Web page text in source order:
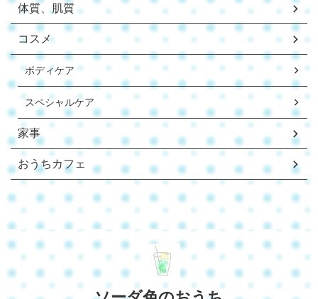
体質、肌質
コスメ
ボディケア
スペシャルケア
家事
おうちカフェ